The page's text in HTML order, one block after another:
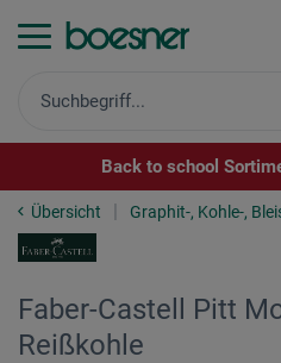
Back to school
Übersicht Graphit-, Kohle-,
Faber-Castell Pitt
Reißkohle